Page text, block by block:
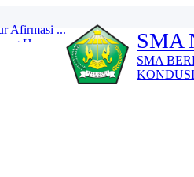
Har...
Domisili ...
Afirmasi ...
SMA
SMA